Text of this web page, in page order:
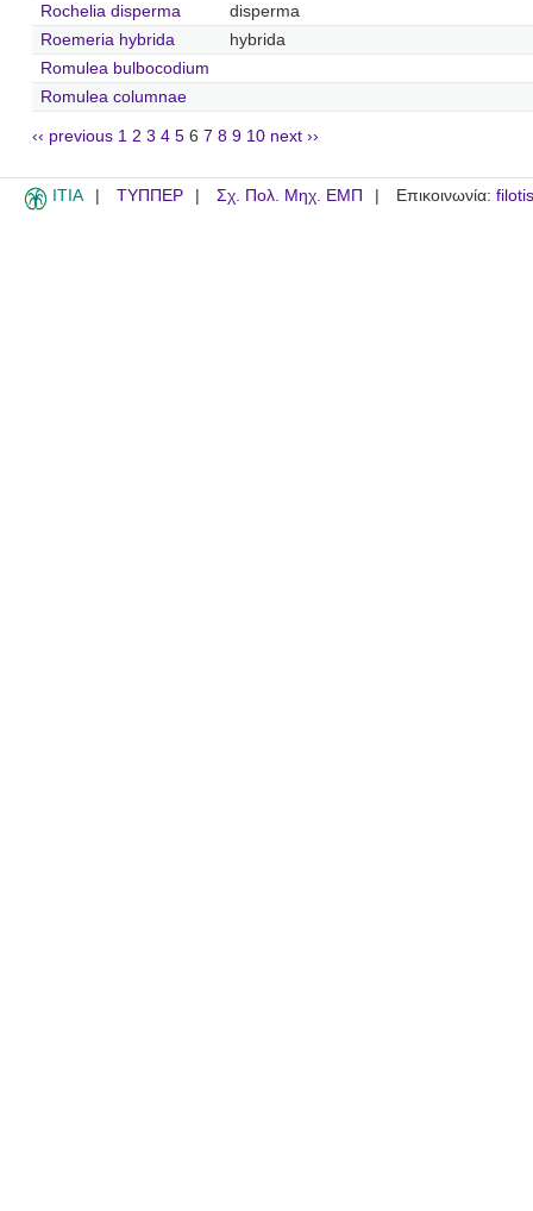
Rochelia disperma
disperma
Roemeria hybrida
hybrida
Romulea bulbocodium
Romulea columnae
‹‹ previous 1 2 3 4 5 6 7 8 9 10 next ››
ITIA ΤΥΠΠΕΡ Σχ. Πολ. Μηχ. ΕΜΠ Επικοινωνία: